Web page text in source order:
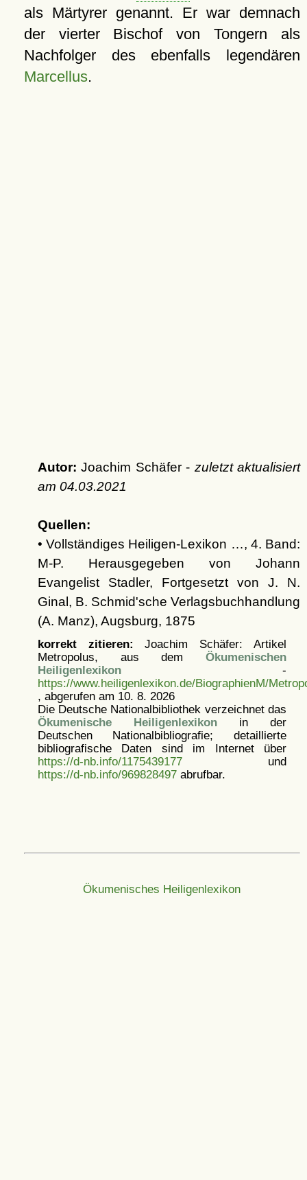
als Märtyrer genannt. Er war demnach
der vierter Bischof von Tongern als
Nachfolger des ebenfalls legendären
Marcellus.
Autor: Joachim Schäfer - zuletzt aktualisiert
am 04.03.2021
Quellen:
• Vollständiges Heiligen-Lexikon …, 4. Band:
M-P. Herausgegeben von Johann
Evangelist Stadler, Fortgesetzt von J. N.
Ginal, B. Schmid'sche Verlagsbuchhandlung
(A. Manz), Augsburg, 1875
korrekt zitieren: Joachim Schäfer: Artikel
Metropolus, aus dem Ökumenischen
Heiligenlexikon-
https://www.heiligenlexikon.de/BiographienM/
, abgerufen am 10. 8. 2026
Die Deutsche Nationalbibliothek verzeichnet das
Ökumenische Heiligenlexikonin der
Deutschen Nationalbibliografie; detaillierte
bibliografische Daten sind im Internet über
https://d-nb.info/1175439177und
https://d-nb.info/969828497abrufbar.
Ökumenisches Heiligenlexikon